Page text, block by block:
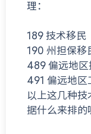
理：
189 技术移民
190 州担保移
489 偏远地区
491 偏远地区
以上这几种
据什么来排的